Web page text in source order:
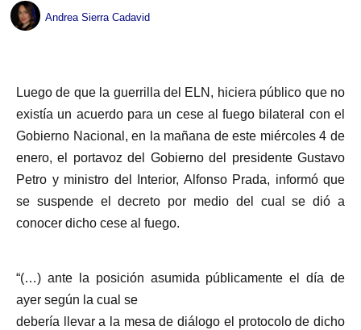
Andrea Sierra Cadavid
Luego de que la guerrilla del ELN, hiciera público que no
existía un acuerdo para un cese al fuego bilateral con el
Gobierno Nacional, en la mañana de este miércoles 4 de
enero, el portavoz del Gobierno del presidente Gustavo
Petro y ministro del Interior, Alfonso Prada, informó que
se suspende el decreto por medio del cual se dió a
conocer dicho cese al fuego.
“(…) ante la posición asumida públicamente el día de
ayer según la cual se
debería llevar a la mesa de diálogo el protocolo de dicho